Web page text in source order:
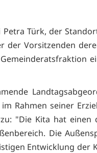
Türk, der
der Vorsitzenden
Rahmen seiner
"Die Kita hat einen
Die
Entwicklung der